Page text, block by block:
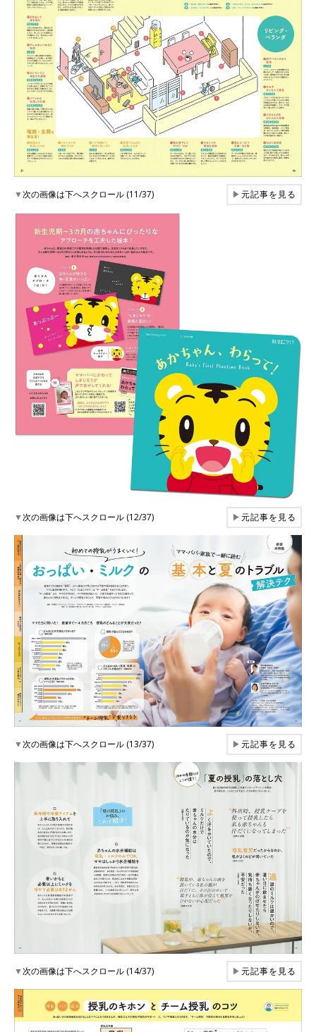
▼次の画像は下へスクロール (11/37) ▶元記事を見る
▼次の画像は下へスクロール (12/37) ▶元記事を見る
▼次の画像は下へスクロール (13/37) ▶元記事を見る
▼次の画像は下へスクロール (14/37) ▶元記事を見る